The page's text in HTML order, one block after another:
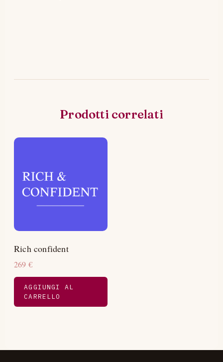
Prodotti correlati
Rich confident
269 €
AGGIUNGI AL
CARRELLO